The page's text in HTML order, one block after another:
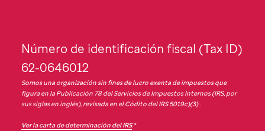
Número de identificación fiscal (Tax ID)
62-0646012
Somos una organización sin fines de lucro exenta de impuestos que
figura en la Publicación 78 del Servicios de Impuestos Internos (IRS, por
sus siglas en inglés), revisada en el Códito del IRS 5019c)(3) .
Ver la carta de determinación del IRS.*